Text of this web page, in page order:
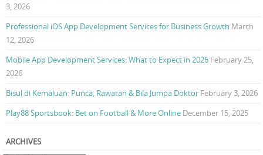
3, 2026
Professional iOS App Development Services for Business Growth March
12, 2026
Mobile App Development Services: What to Expect in 2026 February 25,
2026
Bisul di Kemaluan: Punca, Rawatan & Bila Jumpa Doktor February 3, 2026
Play88 Sportsbook: Bet on Football & More Online December 15, 2025
ARCHIVES